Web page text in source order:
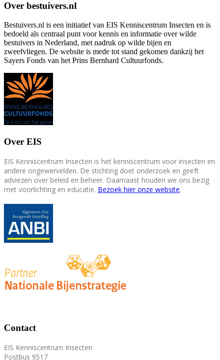
Over bestuivers.nl
Bestuivers.nl is een initiatief van EIS Kenniscentrum Insecten en is
bedoeld als centraal punt voor kennis en informatie over wilde
bestuivers in Nederland, met nadruk op wilde bijen en
zweefvliegen. De website is mede tot stand gekomen dankzij het
Sayers Fonds van het Prins Bernhard Cultuurfonds.
Over EIS
EIS Kenniscentrum Insecten is het kenniscentrum voor insecten en
andere ongewervelden. De stichting doet onderzoek en geeft
adviezen over beleid en beheer. Daarnaast houden we ons bezig
met voorlichting en educatie. Bezoek hier onze website.
Contact
EIS Kenniscentrum Insecten
Postbus 9517